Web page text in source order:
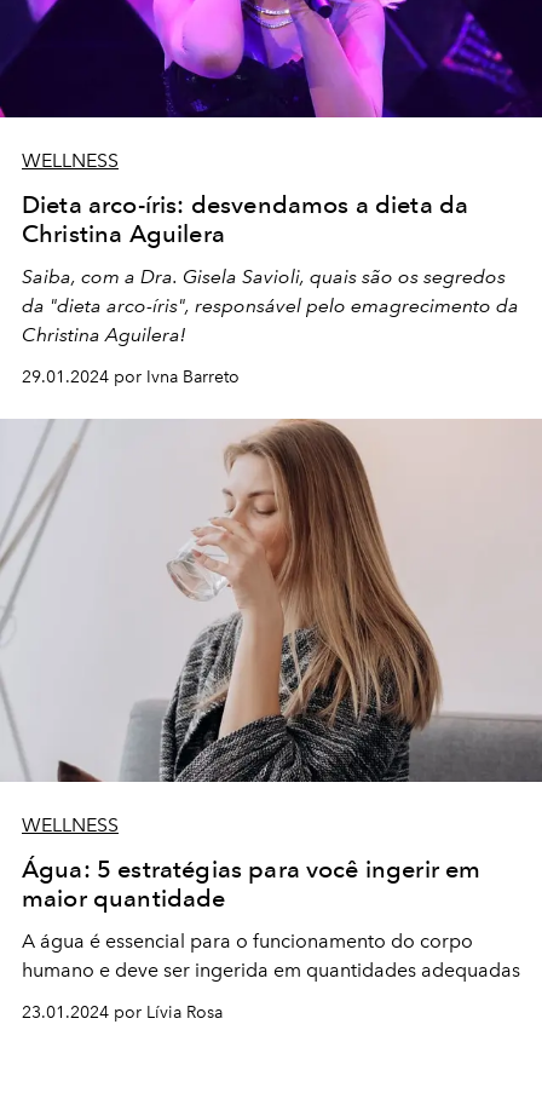
WELLNESS
Dieta arco-íris: desvendamos a dieta da
Christina Aguilera
Saiba, com a Dra. Gisela Savioli, quais são os segredos
da "dieta arco-íris", responsável pelo emagrecimento da
Christina Aguilera!
29.01.2024 por Ivna Barreto
WELLNESS
Água: 5 estratégias para você ingerir em
maior quantidade
A água é essencial para o funcionamento do corpo
humano e deve ser ingerida em quantidades adequadas
23.01.2024 por Lívia Rosa